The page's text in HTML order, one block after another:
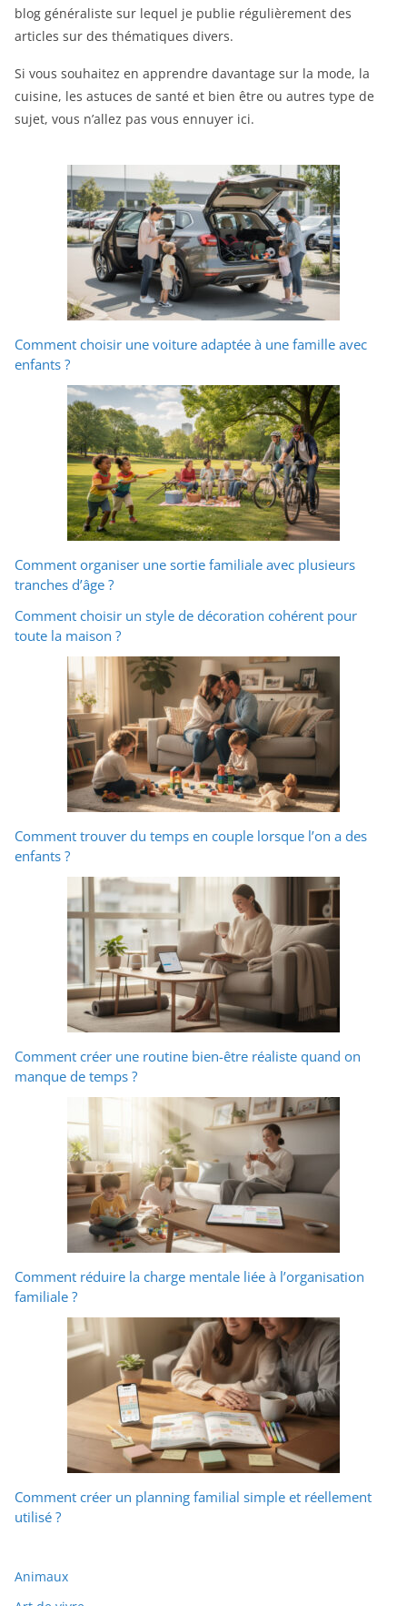
blog généraliste sur lequel je publie régulièrement des
articles sur des thématiques divers.
Si vous souhaitez en apprendre davantage sur la mode, la
cuisine, les astuces de santé et bien être ou autres type de
sujet, vous n’allez pas vous ennuyer ici.
Comment choisir une voiture adaptée à une famille avec
enfants ?
Comment organiser une sortie familiale avec plusieurs
tranches d’âge ?
Comment choisir un style de décoration cohérent pour
toute la maison ?
Comment trouver du temps en couple lorsque l’on a des
enfants ?
Comment créer une routine bien-être réaliste quand on
manque de temps ?
Comment réduire la charge mentale liée à l’organisation
familiale ?
Comment créer un planning familial simple et réellement
utilisé ?
Animaux